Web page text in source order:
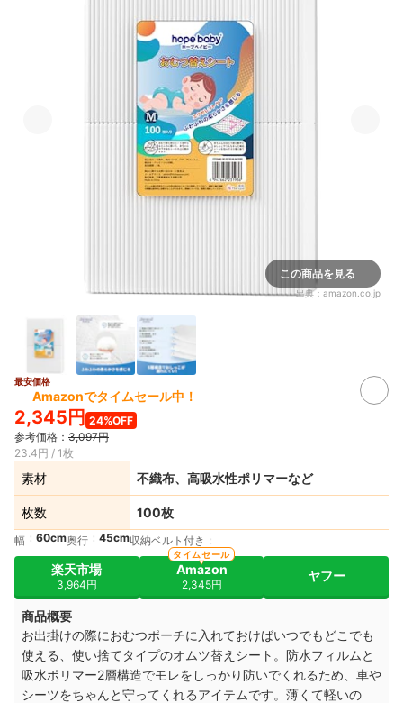
この商品を見る
出典： amazon.co.jp
最安価格
Amazonでタイムセール中！
2,345円 24%OFF
参考価格： 3,097円
23.4円 / 1枚
素材 不織布、高吸水性ポリマーなど
枚数 100枚
幅 60cm奥行 45cm収納ベルト付き
楽天市場
3,964円
Amazon
2,345円
タイムセール
ヤフー
商品概要
お出掛けの際におむつポーチに入れておけばいつでもどこでも
使える、使い捨てタイプのオムツ替えシート。防水フィルムと
吸水ポリマー2層構造でモレをしっかり防いでくれるため、車や
シーツをちゃんと守ってくれるアイテムです。薄くて軽いの